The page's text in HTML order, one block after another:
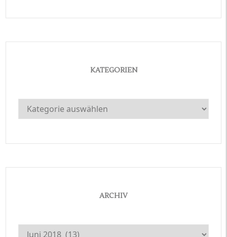
KATEGORIEN
Kategorien
ARCHIV
Archiv